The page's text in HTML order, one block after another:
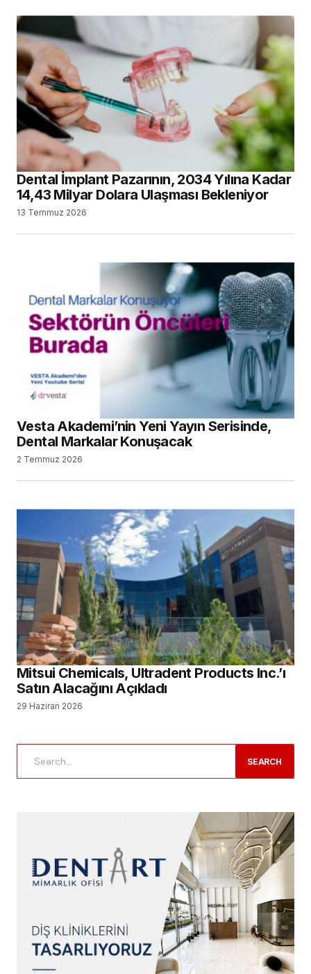
Dental İmplant Pazarının, 2034 Yılına Kadar
14,43 Milyar Dolara Ulaşması Bekleniyor
13 Temmuz 2026
Vesta Akademi’nin Yeni Yayın Serisinde,
Dental Markalar Konuşacak
2 Temmuz 2026
Mitsui Chemicals, Ultradent Products Inc.’ı
Satın Alacağını Açıkladı
29 Haziran 2026
SEARCH